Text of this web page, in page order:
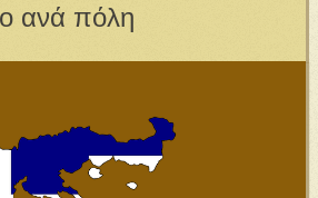
ανά πόλη